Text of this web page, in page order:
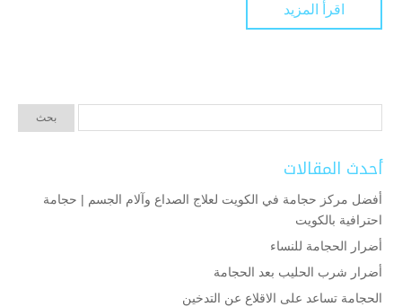
اقرأ المزيد
أحدث المقالات
أفضل مركز حجامة في الكويت لعلاج الصداع وآلام الجسم | حجامة
احترافية بالكويت
أضرار الحجامة للنساء
أضرار شرب الحليب بعد الحجامة
الحجامة تساعد على الاقلاع عن التدخين